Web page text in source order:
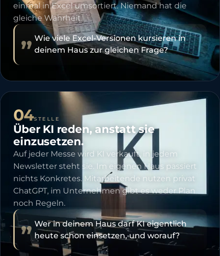
einmal in Excel umsortiert. Niemand hat die
gleiche Wahrheit.
„ Wie viele Excel-Versionen kursieren in
deinem Haus zur gleichen Frage?
04STELLE
Über KI reden, anstatt sie
einzusetzen.
Auf jeder Messe wird KI verkauft, in jedem
Newsletter steht sie. Im eigenen Haus passiert
nichts Konkretes. Mitarbeitende nutzen privat
ChatGPT, im Unternehmen gibt es weder Plan
noch Regeln.
„ Wer in deinem Haus darf KI eigentlich
heute schon einsetzen, und worauf?